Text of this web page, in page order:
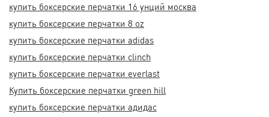
купить боксерские перчатки 16 унций москва
купить боксерские перчатки 8 oz
купить боксерские перчатки adidas
купить боксерские перчатки clinch
купить боксерские перчатки everlast
Купить боксерские перчатки green hill
купить боксерские перчатки адидас